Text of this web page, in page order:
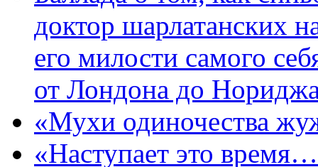
доктор шарлатанских
его милости самого
от Лондона до
«Мухи одиночества
«Наступает это